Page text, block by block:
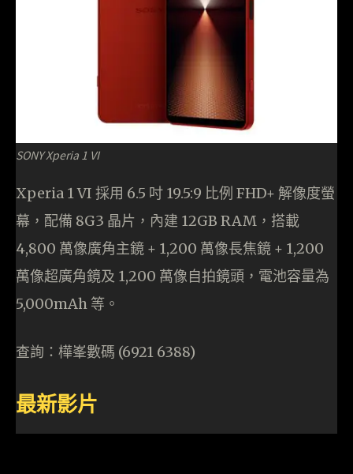
SONY Xperia 1 VI
Xperia 1 VI 採用 6.5 吋 19.5:9 比例 FHD+ 解像度螢
幕，配備 8G3 晶片，內建 12GB RAM，搭載
4,800 萬像廣角主鏡 + 1,200 萬像長焦鏡 + 1,200
萬像超廣角鏡及 1,200 萬像自拍鏡頭，電池容量為
5,000mAh 等。
查詢：樺峯數碼 (6921 6388)
最新影片